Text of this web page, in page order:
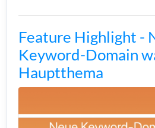
Feature Highlight -
Keyword-Domain
Hauptthema